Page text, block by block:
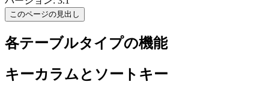
このページの見出し
各テーブルタイプの機能
キーカラムとソートキー